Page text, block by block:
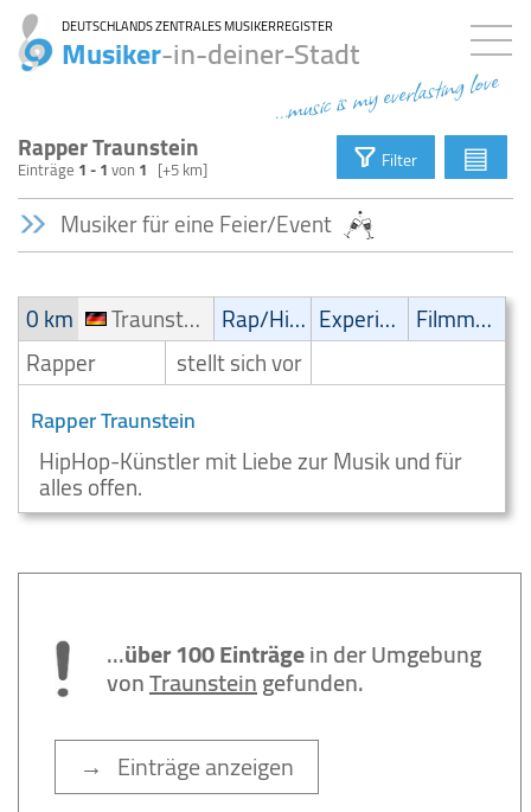
DEUTSCHLANDS ZENTRALES MUSIKERREGISTER
Musiker-in-deiner-Stadt
...music is my everlasting love
Rapper Traunstein
Einträge 1 - 1von 1 [+5 km] Filter ▤
Musiker für eine Feier/Event
0 km Traunstein Rap/Hip-Hop/RnB Experimental
Filmmusik
Rapper
stellt sich vor
Rapper Traunstein
HipHop-Künstler mit Liebe zur Musik und für
alles offen.
...über 100 Einträgein der Umgebung
vonTraunsteingefunden.
→ Einträge anzeigen